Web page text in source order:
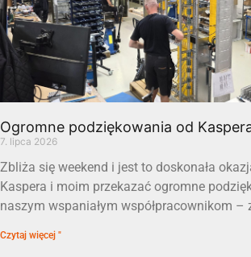
Ogromne podziękowania od
7. lipca 2026
Zbliża się weekend i jest to doskonała
Kaspera i moim przekazać ogromne
naszym wspaniałym współpracownikom –
Czytaj więcej "